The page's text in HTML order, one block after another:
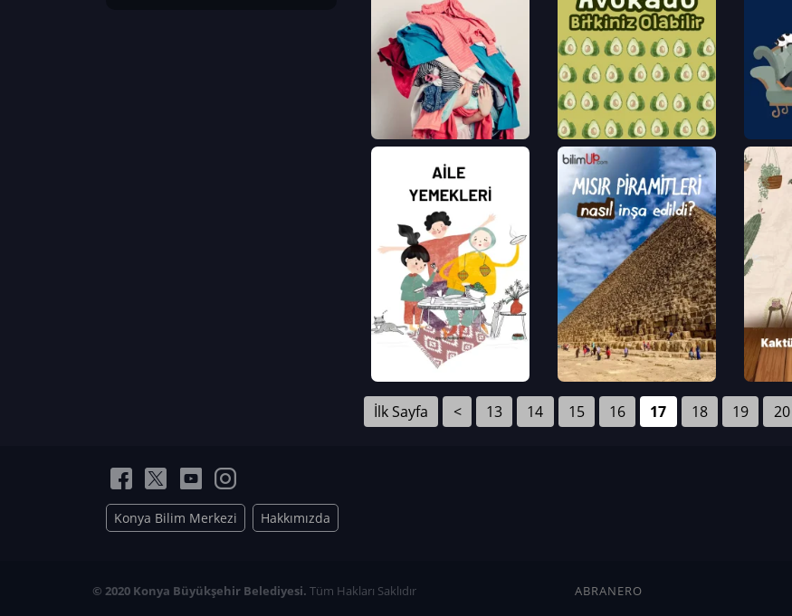
İlk Sayfa < 13 14 15 16 17 18 19 20
Konya Bilim Merkezi Hakkımızda
© 2020 Konya Büyükşehir Belediyesi. Tüm Hakları Saklıdır ABRANERO